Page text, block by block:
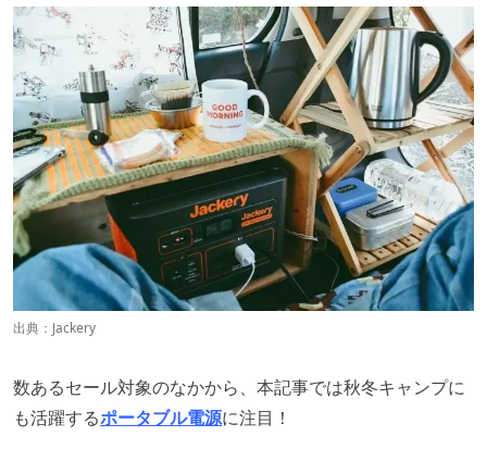
出典： Jackery
数あるセール対象のなかから、本記事では秋冬キャンプに
も活躍するポータブル電源に注目！